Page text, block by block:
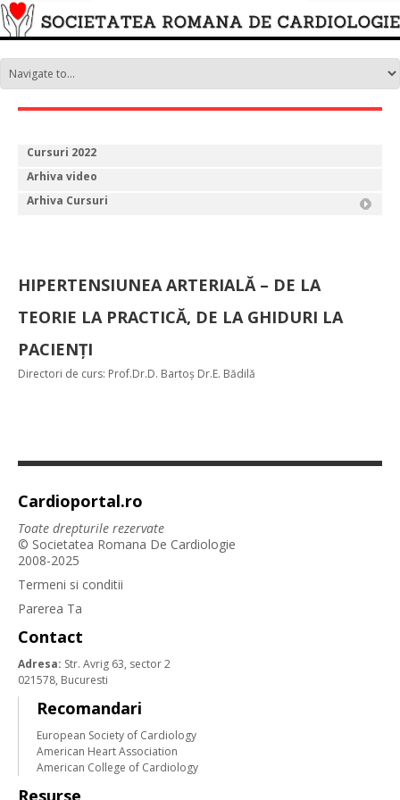
Cursuri 2022
Arhiva video
Arhiva Cursuri
HIPERTENSIUNEA ARTERIALĂ – DE LA
TEORIE LA PRACTICĂ, DE LA GHIDURI LA
PACIENȚI
Directori de curs: Prof.Dr.D. Bartoș Dr.E. Bădilă
Cardioportal.ro
Toate drepturile rezervate
© Societatea Romana De Cardiologie
2008-2025
Termeni si conditii
Parerea Ta
Contact
Adresa: Str. Avrig 63, sector 2
021578, Bucuresti
Recomandari
European Society of Cardiology
American Heart Association
American College of Cardiology
Resurse